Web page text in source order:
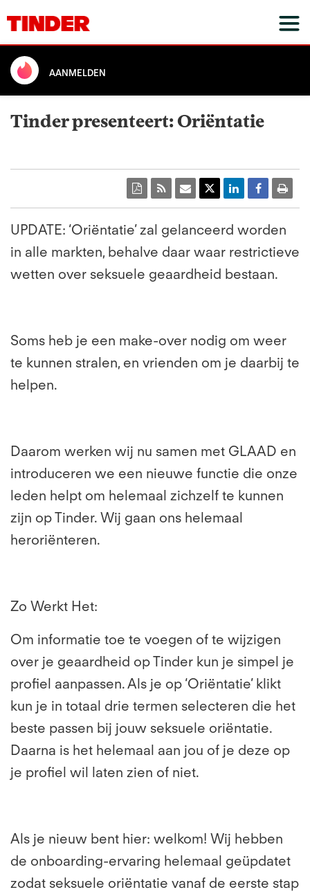
AANMELDEN
Tinder presenteert: Oriëntatie
UPDATE: ‘Oriëntatie’ zal gelanceerd worden
in alle markten, behalve daar waar restrictieve
wetten over seksuele geaardheid bestaan.
Soms heb je een make-over nodig om weer
te kunnen stralen, en vrienden om je daarbij te
helpen.
Daarom werken wij nu samen met GLAAD en
introduceren we een nieuwe functie die onze
leden helpt om helemaal zichzelf te kunnen
zijn op Tinder. Wij gaan ons helemaal
heroriënteren.
Zo Werkt Het:
Om informatie toe te voegen of te wijzigen
over je geaardheid op Tinder kun je simpel je
profiel aanpassen. Als je op ‘Oriëntatie’ klikt
kun je in totaal drie termen selecteren die het
beste passen bij jouw seksuele oriëntatie.
Daarna is het helemaal aan jou of je deze op
je profiel wil laten zien of niet.
Als je nieuw bent hier: welkom! Wij hebben
de onboarding-ervaring helemaal geüpdatet
zodat seksuele oriëntatie vanaf de eerste stap